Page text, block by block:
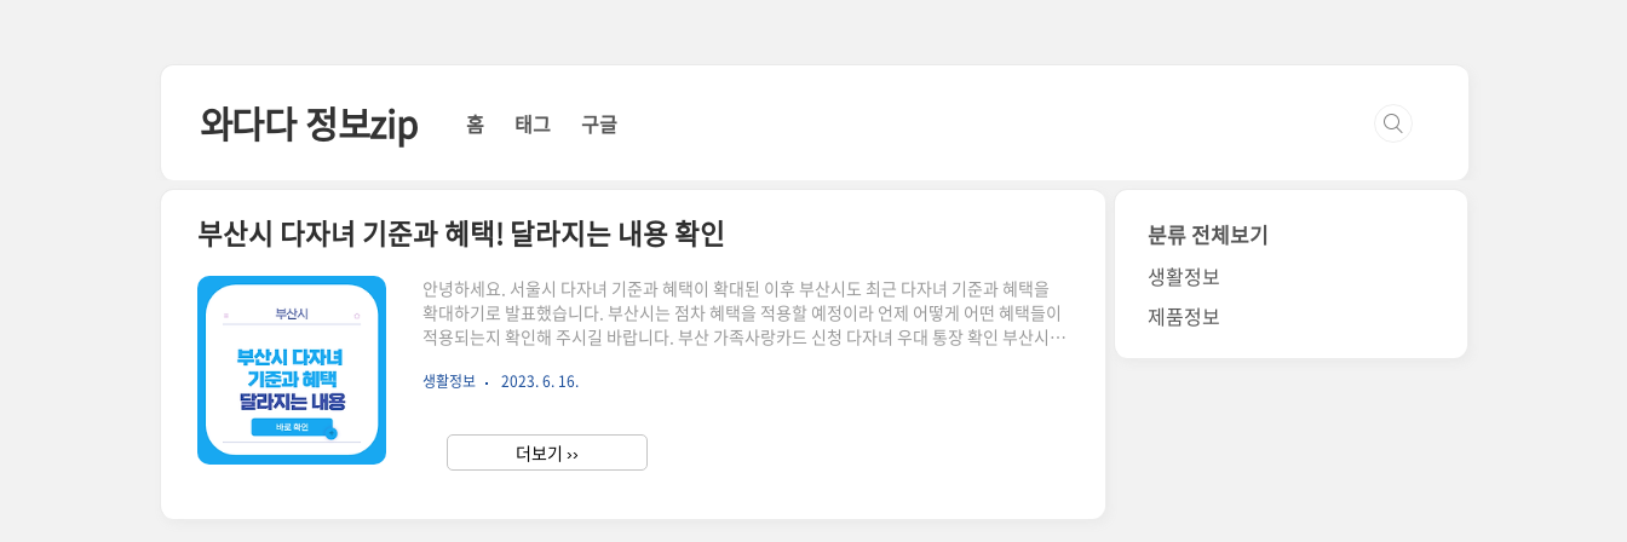
와다다 정보zip 홈 태그 구글
부산시 다자녀 기준과 혜택! 달라지는 내용 확인
안녕하세요. 서울시 다자녀 기준과 혜택이 확대된 이후 부산시도 최근 다자녀 기준과 혜택을
확대하기로 발표했습니다. 부산시는 점차 혜택을 적용할 예정이라 언제 어떻게 어떤 혜택들이
적용되는지 확인해 주시길 바랍니다. 부산 가족사랑카드 신청 다자녀 우대 통장 확인 부산시
다고 발표했습니다. 막내가 19세 미만인 경우에 해당됩니다. 이로인해서 앞으로 다자녀 혜택
규로 교육 포인트도 지원하고 다자녀 2명부터 공공시설 이용료 감몇 및 면제도 부분적으로 확
대될 예정입니다. 보다 보기 편리하게 달라지는 혜택들 적용 시기 아래에서 확..
생활정보 2023. 6. 16.
더보기 ››
분류 전체보기
생활정보
제품정보